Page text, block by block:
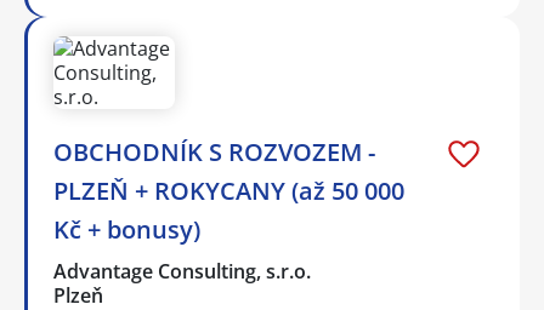
OBCHODNÍK S ROZVOZEM -
PLZEŇ + ROKYCANY (až 50 000
Kč + bonusy)
Advantage Consulting, s.r.o.
Plzeň